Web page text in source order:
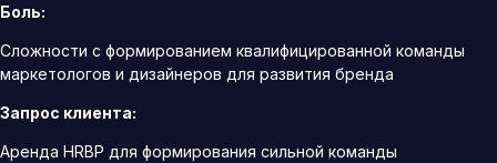
Боль:
Сложности с формированием квалифицированной команды
маркетологов и дизайнеров для развития бренда
Запрос клиента:
Аренда HRBP для формирования сильной команды